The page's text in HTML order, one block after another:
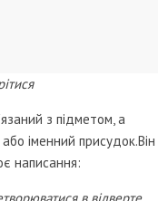
з підметом, а
іменний присудок.Він
написання: